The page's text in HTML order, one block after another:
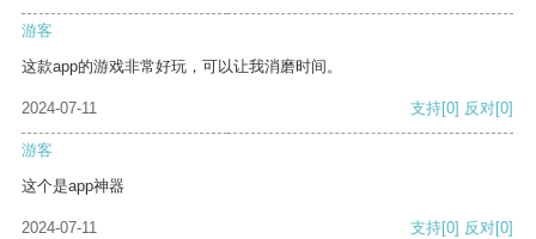
游客
这款app的游戏非常好玩，可以让我消磨时间。
2024-07-11 支持[0] 反对[0]
游客
这个是app神器
2024-07-11 支持[0] 反对[0]